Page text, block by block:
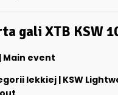
galiXTB KSW
Main event
lekkiej | KSW